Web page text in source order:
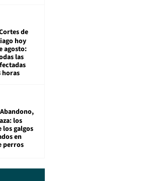
de
hoy
agosto:
las
horas
Abandono,
los
los galgos
en
perros